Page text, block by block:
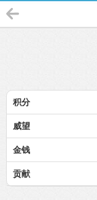
积分
威望
金钱
贡献